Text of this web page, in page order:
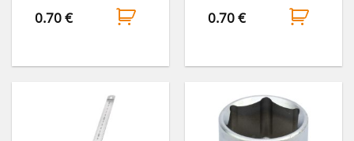
0.70€ 0.70€